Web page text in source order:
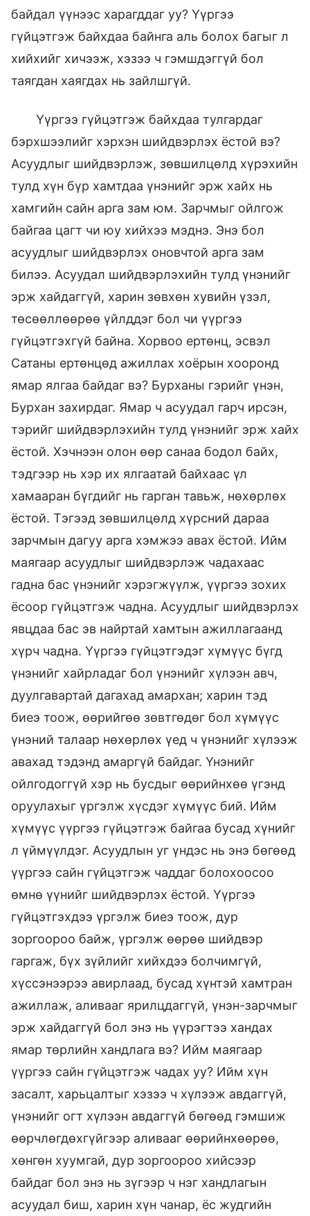
байдал үүнээс харагддаг уу? Үүргээ
гүйцэтгэж байхдаа байнга аль болох багыг л
хийхийг хичээж, хэзээ ч гэмшдэггүй бол
таягдан хаягдах нь зайлшгүй.
Үүргээ гүйцэтгэж байхдаа тулгардаг
бэрхшээлийг хэрхэн шийдвэрлэх ёстой вэ?
Асуудлыг шийдвэрлэж, зөвшилцөлд хүрэхийн
тулд хүн бүр хамтдаа үнэнийг эрж хайх нь
хамгийн сайн арга зам юм. Зарчмыг ойлгож
байгаа цагт чи юу хийхээ мэднэ. Энэ бол
асуудлыг шийдвэрлэх оновчтой арга зам
билээ. Асуудал шийдвэрлэхийн тулд үнэнийг
эрж хайдаггүй, харин зөвхөн хувийн үзэл,
төсөөллөөрөө үйлддэг бол чи үүргээ
гүйцэтгэхгүй байна. Хорвоо ертөнц, эсвэл
Сатаны ертөнцөд ажиллах хоёрын хооронд
ямар ялгаа байдаг вэ? Бурханы гэрийг үнэн,
Бурхан захирдаг. Ямар ч асуудал гарч ирсэн,
тэрийг шийдвэрлэхийн тулд үнэнийг эрж хайх
ёстой. Хэчнээн олон өөр санаа бодол байх,
тэдгээр нь хэр их ялгаатай байхаас үл
хамааран бүгдийг нь гарган тавьж, нөхөрлөх
ёстой. Тэгээд зөвшилцөлд хүрсний дараа
зарчмын дагуу арга хэмжээ авах ёстой. Ийм
маягаар асуудлыг шийдвэрлэж чадахаас
гадна бас үнэнийг хэрэгжүүлж, үүргээ зохих
ёсоор гүйцэтгэж чадна. Асуудлыг шийдвэрлэх
явцдаа бас эв найртай хамтын ажиллагаанд
хүрч чадна. Үүргээ гүйцэтгэдэг хүмүүс бүгд
үнэнийг хайрладаг бол үнэнийг хүлээн авч,
дуулгавартай дагахад амархан; харин тэд
биеэ тоож, өөрийгөө зөвтгөдөг бол хүмүүс
үнэний талаар нөхөрлөх үед ч үнэнийг хүлээж
авахад тэдэнд амаргүй байдаг. Үнэнийг
ойлгодоггүй хэр нь бусдыг өөрийнхөө үгэнд
оруулахыг үргэлж хүсдэг хүмүүс бий. Ийм
хүмүүс үүргээ гүйцэтгэж байгаа бусад хүнийг
л үймүүлдэг. Асуудлын уг үндэс нь энэ бөгөөд
үүргээ сайн гүйцэтгэж чаддаг болохоосоо
өмнө үүнийг шийдвэрлэх ёстой. Үүргээ
гүйцэтгэхдээ үргэлж биеэ тоож, дур
зоргоороо байж, үргэлж өөрөө шийдвэр
гаргаж, бүх зүйлийг хийхдээ болчимгүй,
хүссэнээрээ авирлаад, бусад хүнтэй хамтран
ажиллаж, аливааг ярилцдаггүй, үнэн-зарчмыг
эрж хайдаггүй бол энэ нь үүрэгтээ хандах
ямар төрлийн хандлага вэ? Ийм маягаар
үүргээ сайн гүйцэтгэж чадах уу? Ийм хүн
засалт, харьцалтыг хэзээ ч хүлээж авдаггүй,
үнэнийг огт хүлээн авдаггүй бөгөөд гэмшиж
өөрчлөгдөхгүйгээр аливааг өөрийнхөөрөө,
хөнгөн хуумгай, дур зоргоороо хийсээр
байдаг бол энэ нь зүгээр ч нэг хандлагын
асуудал биш, харин хүн чанар, ёс жудгийн